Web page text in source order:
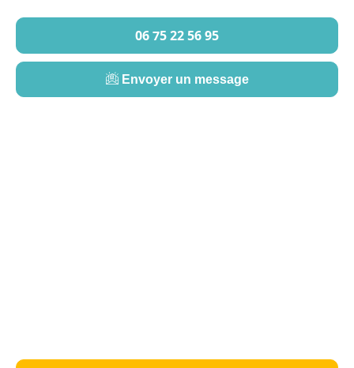
06 75 22 56 95
Envoyer un message